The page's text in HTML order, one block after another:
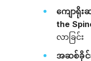
ကျောရိုး
the
လာခြင်း
အဆစ်ခိုင်ခ